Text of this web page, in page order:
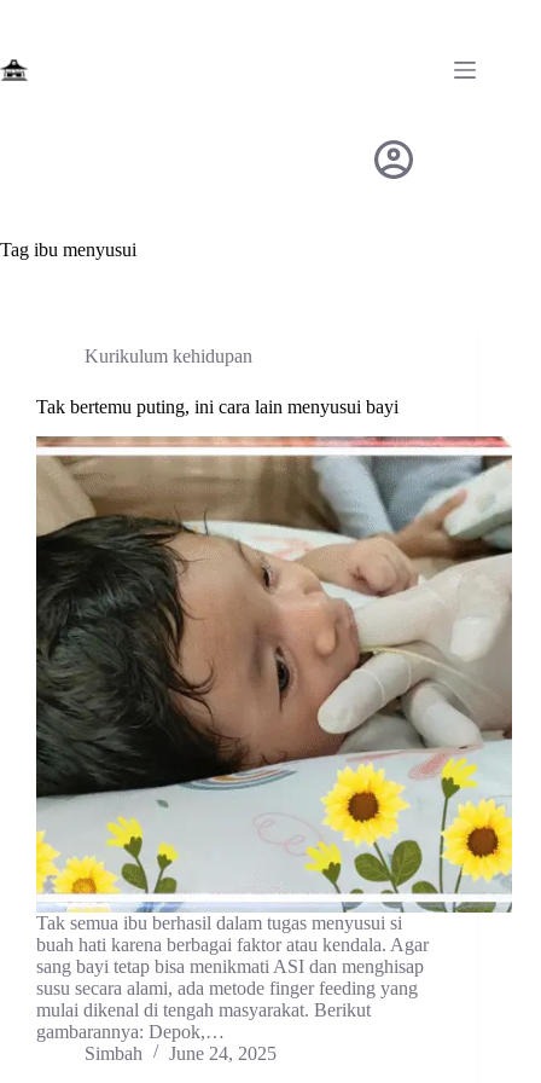
Tag ibu menyusui
Kurikulum kehidupan
Tak bertemu puting, ini cara lain menyusui bayi
Tak semua ibu berhasil dalam tugas menyusui si
buah hati karena berbagai faktor atau kendala. Agar
sang bayi tetap bisa menikmati ASI dan menghisap
susu secara alami, ada metode finger feeding yang
mulai dikenal di tengah masyarakat. Berikut
gambarannya: Depok,…
Simbah
June 24, 2025